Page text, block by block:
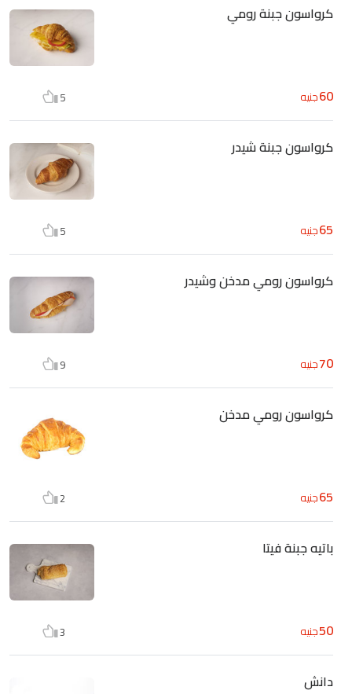
كرواسون جبنة رومي
60جنيه 5
كرواسون جبنة شيدر
65جنيه 5
كرواسون رومي مدخن وشيدر
70جنيه 9
كرواسون رومي مدخن
65جنيه 2
باتيه جبنة فيتا
50جنيه 3
دانش